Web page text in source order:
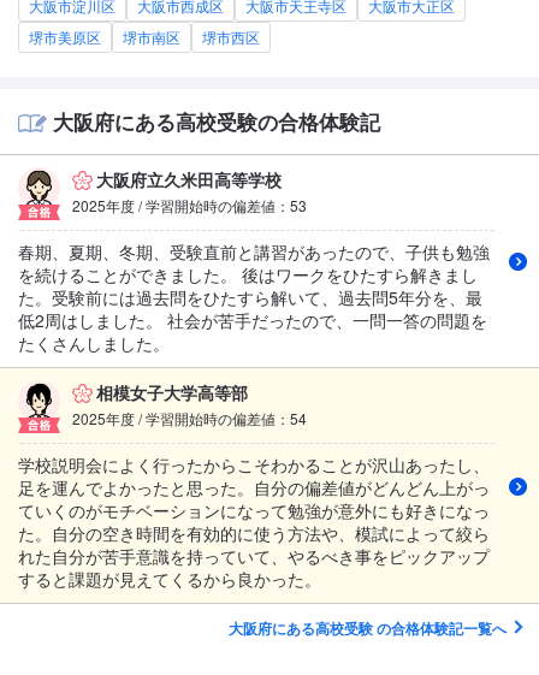
大阪市淀川区
大阪市西成区 大阪市天王寺区
大阪市大正区
堺市美原区
堺市南区 堺市西区
大阪府にある高校受験の合格体験記
大阪府立久米田高等学校
2025年度 / 学習開始時の偏差値：53
春期、夏期、冬期、受験直前と講習があったので、子供も勉強
を続けることができました。 後はワークをひたすら解きまし
た。受験前には過去問をひたすら解いて、過去問5年分を、最
低2周はしました。 社会が苦手だったので、一問一答の問題を
たくさんしました。
相模女子大学高等部
2025年度 / 学習開始時の偏差値：54
学校説明会によく行ったからこそわかることが沢山あったし、
足を運んでよかったと思った。自分の偏差値がどんどん上がっ
ていくのがモチベーションになって勉強が意外にも好きになっ
た。自分の空き時間を有効的に使う方法や、模試によって絞ら
れた自分が苦手意識を持っていて、やるべき事をピックアップ
すると課題が見えてくるから良かった。
大阪府にある高校受験 の合格体験記一覧へ